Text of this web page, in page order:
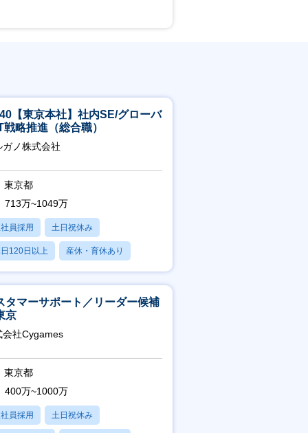
【東京本社】社内SE/グローバ
戦略推進（総合職）
ガノ株式会社
東京都
713万~1049万
員採用 土日祝休み
120日以上 産休・育休あり
業20時間以内
タマーサポート／リーダー候補
京
会社Cygames
東京都
400万~1000万
員採用 土日祝休み